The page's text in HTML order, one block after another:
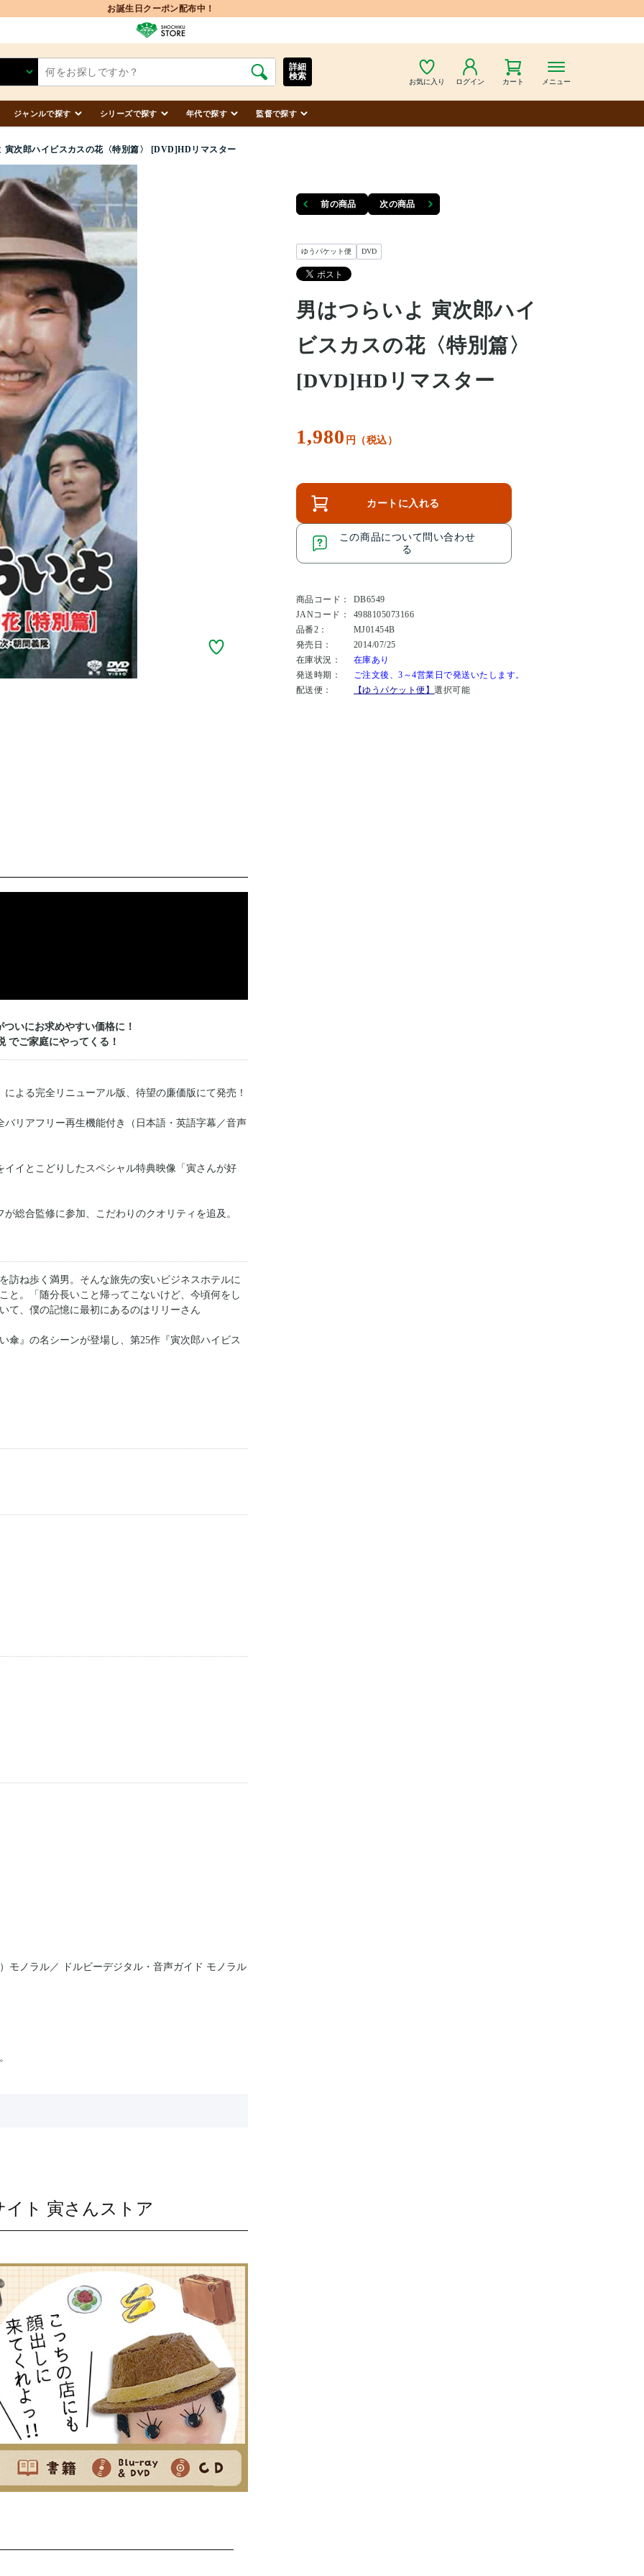
お気に入り ログイン カート メニュー
詳細
検索
ジャンルで探す シリーズで探す 年代で探す 監督で探す
寅次郎ハイビスカスの花〈特別篇〉 [DVD]HDリマスター
前の商品 次の商品
ゆうパケット便 DVD
男はつらいよ 寅次郎ハイ
ビスカスの花〈特別篇〉
[DVD]HDリマスター
1,980 円（税込）
カートに入れる
この商品について問い合わせ
る
商品コード：
DB6549
JANコード：
4988105073166
品番2：
MJ01454B
発売日：
2014/07/25
在庫状況：
在庫あり
発送時期：
ご注文後、3～4営業日で発送いたします。
配送便：
【ゆうパケット便】選択可能
いにお求めやすい価格に！
でご家庭にやってくる！
よる完全リニューアル版、待望の廉価版にて発売！
リアフリー再生機能付き（日本語・英語字幕／音声
イとこどりしたスペシャル特典映像「寅さんが好
総合監修に参加、こだわりのクオリティを追及。
訪ね歩く満男。そんな旅先の安いビジネスホテルに
と。「随分長いこと帰ってこないけど、今頃何をし
て、僕の記憶に最初にあるのはリリーさん
傘』の名シーンが登場し、第25作『寅次郎ハイビス
モノラル／ ドルビーデジタル・音声ガイド モノラル
イト 寅さんストア